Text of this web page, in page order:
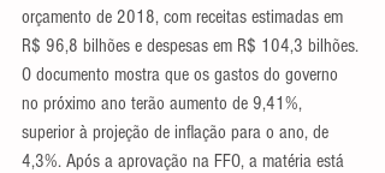
orçamento de 2018, com receitas estimadas em
R$ 96,8 bilhões e despesas em R$ 104,3 bilhões.
O documento mostra que os gastos do governo
no próximo ano terão aumento de 9,41%,
superior à projeção de inflação para o ano, de
4,3%. Após a aprovação na FFO, a matéria está